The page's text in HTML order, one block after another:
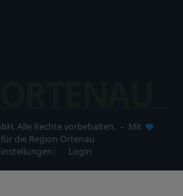
Alle Rechte vorbehalten. – Mit
die Region Ortenau
Login